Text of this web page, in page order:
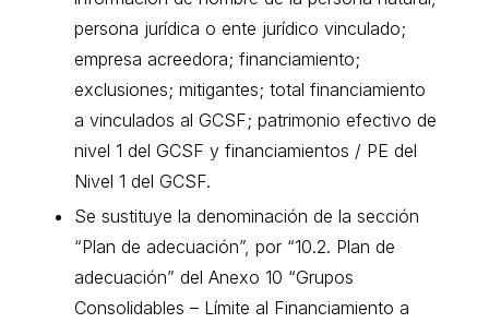
persona jurídica o ente jurídico vinculado;
empresa acreedora; financiamiento;
exclusiones; mitigantes; total financiamiento
a vinculados al GCSF; patrimonio efectivo de
nivel 1 del GCSF y financiamientos / PE del
Nivel 1 del GCSF.
Se sustituye la denominación de la sección
“Plan de adecuación”, por “10.2. Plan de
adecuación” del Anexo 10 “Grupos
Consolidables – Límite al Financiamiento a